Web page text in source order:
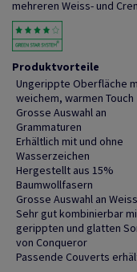
mehreren Weiss- und
Produktvorteile
Ungerippte Oberfläche
weichem, warmen Touch
Grosse Auswahl an
Grammaturen
Erhältlich mit und ohne
Wasserzeichen
Hergestellt aus 15%
Baumwollfasern
Grosse Auswahl an
Sehr gut kombinierbar
gerippten und glatten
von Conqueror
Passende Couverts